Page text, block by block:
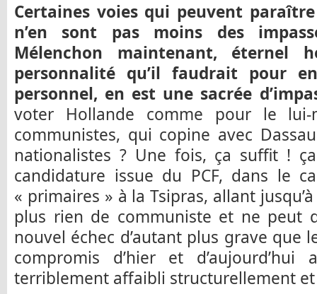
Certaines voies qui peuvent
n’en sont pas moins des
Mélenchon maintenant, éternel
personnalité qu’il faudrait pour
personnel, en est une sacrée
voter Hollande comme pour le lui-
communistes, qui copine avec
nationalistes ? Une fois, ça suffit !
candidature issue du PCF, dans le
« primaires » à la Tsipras, allant
plus rien de communiste et ne peut
nouvel échec d’autant plus grave que
compromis d’hier et
terriblement affaibli structurellement